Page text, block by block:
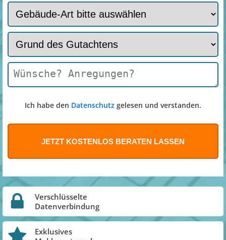
Ich habe den Datenschutz gelesen und verstanden.
Verschlüsselte
Datenverbindung
Exklusives